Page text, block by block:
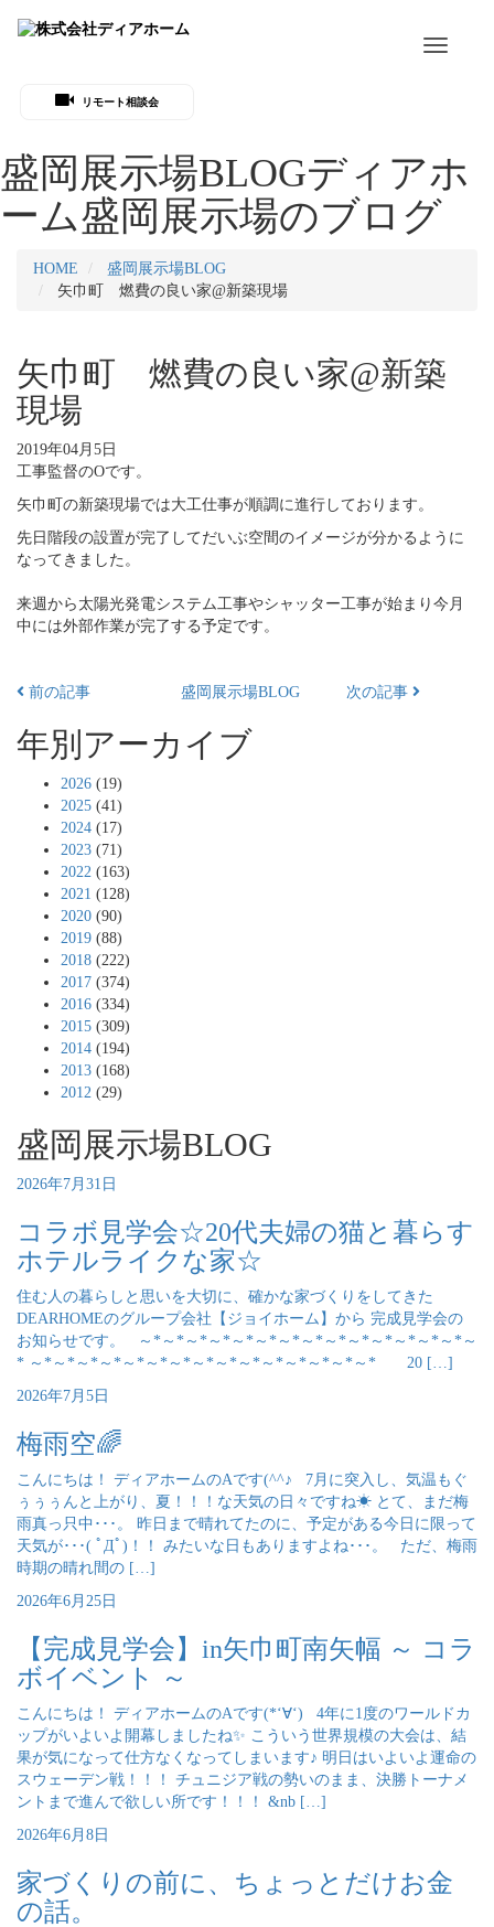
Toggle
リモート相談会
盛岡展示場BLOGディアホ
ーム盛岡展示場のブログ
HOME
盛岡展示場BLOG
矢巾町 燃費の良い家@新築現場
矢巾町 燃費の良い家@新築
現場
2019年04月5日
工事監督のOです。
矢巾町の新築現場では大工仕事が順調に進行しております。
先日階段の設置が完了してだいぶ空間のイメージが分かるように
なってきました。
来週から太陽光発電システム工事やシャッター工事が始まり今月
中には外部作業が完了する予定です。
前の記事 盛岡展示場BLOG 次の記事
年別アーカイブ
2026 (19)
2025 (41)
2024 (17)
2023 (71)
2022 (163)
2021 (128)
2020 (90)
2019 (88)
2018 (222)
2017 (374)
2016 (334)
2015 (309)
2014 (194)
2013 (168)
2012 (29)
盛岡展示場BLOG
2026年7月31日
コラボ見学会☆20代夫婦の猫と暮らす
ホテルライクな家☆
住む人の暮らしと思いを大切に、確かな家づくりをしてきた
DEARHOMEのグループ会社【ジョイホーム】から 完成見学会の
お知らせです。 ～*～*～*～*～*～*～*～*～*～*～*～*～*～*～
* ～*～*～*～*～*～*～*～*～*～*～*～*～*～*～* 20 […]
2026年7月5日
梅雨空🌈
こんにちは！ ディアホームのAです(^^♪ 7月に突入し、気温もぐ
ぅぅぅんと上がり、夏！！！な天気の日々ですね☀ とて、まだ梅
雨真っ只中･･･。 昨日まで晴れてたのに、予定がある今日に限って
天気が･･･( ﾟДﾟ)！！ みたいな日もありますよね･･･。 ただ、梅雨
時期の晴れ間の […]
2026年6月25日
【完成見学会】in矢巾町南矢幅 ～ コラ
ボイベント ～
こんにちは！ ディアホームのAです(*‘∀‘) 4年に1度のワールドカ
ップがいよいよ開幕しましたね✨ こういう世界規模の大会は、結
果が気になって仕方なくなってしまいます♪ 明日はいよいよ運命の
スウェーデン戦！！！ チュニジア戦の勢いのまま、決勝トーナメ
ントまで進んで欲しい所です！！！ &nb […]
2026年6月8日
家づくりの前に、ちょっとだけお金
の話。